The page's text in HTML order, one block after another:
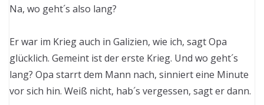
Na, wo geht´s also lang?
Er war im Krieg auch in Galizien, wie ich, sagt Opa
glücklich. Gemeint ist der erste Krieg. Und wo geht´s
lang? Opa starrt dem Mann nach, sinniert eine Minute
vor sich hin. Weiß nicht, hab´s vergessen, sagt er dann.